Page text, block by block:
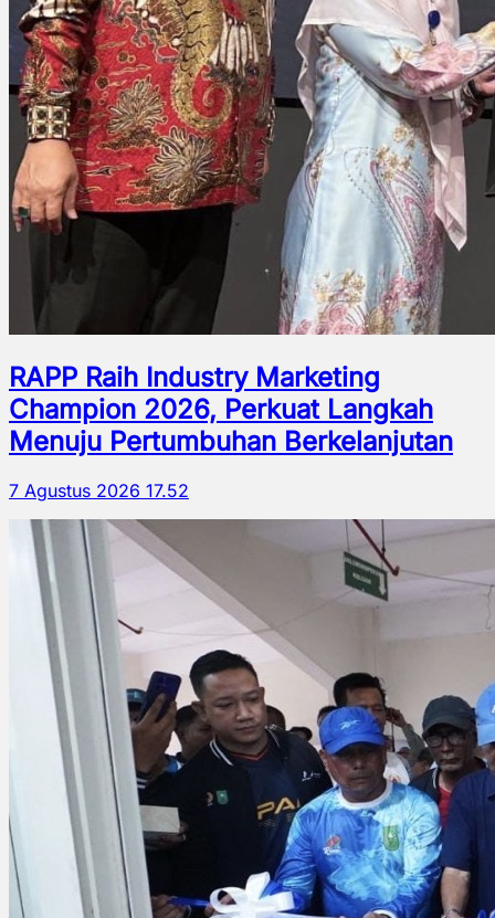
RAPP Raih Industry Marketing
Champion 2026, Perkuat Langkah
Menuju Pertumbuhan Berkelanjutan
7 Agustus 2026 17.52